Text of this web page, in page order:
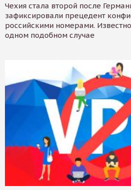
Чехия стала второй после
зафиксировали прецедент
российскими номерами.
одном подобном случае